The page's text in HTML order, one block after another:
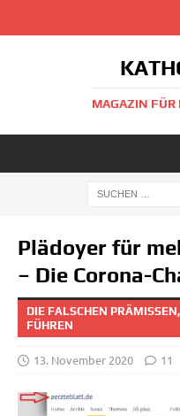
MAGAZIN FÜR
Plädoyer für
– Die Corona-
DIE FALSCHEN
FÜHREN
13. November 2020 11